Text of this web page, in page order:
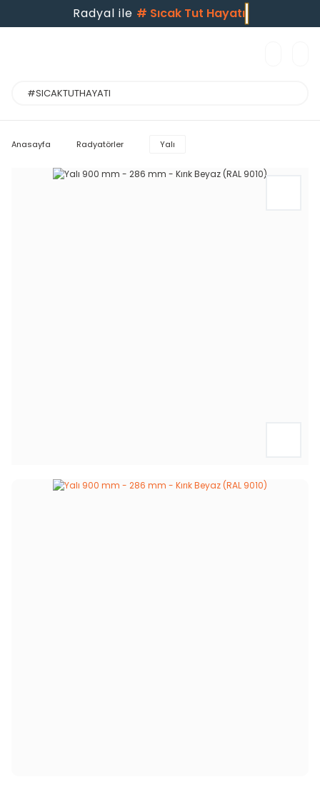
Radyal ile # Sıcak Tut Hayatı
Anasayfa Radyatörler Yalı